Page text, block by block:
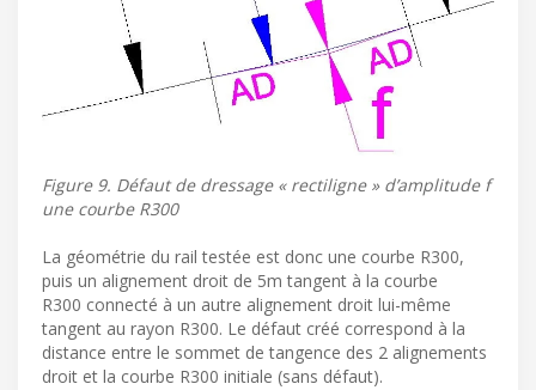
Figure 9. Défaut de dressage « rectiligne » d’amplitude f
une courbe R300
La géométrie du rail testée est donc une courbe R300,
puis un alignement droit de 5m tangent à la courbe
R300 connecté à un autre alignement droit lui-même
tangent au rayon R300. Le défaut créé correspond à la
distance entre le sommet de tangence des 2 alignements
droit et la courbe R300 initiale (sans défaut).